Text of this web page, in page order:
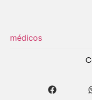
médicos